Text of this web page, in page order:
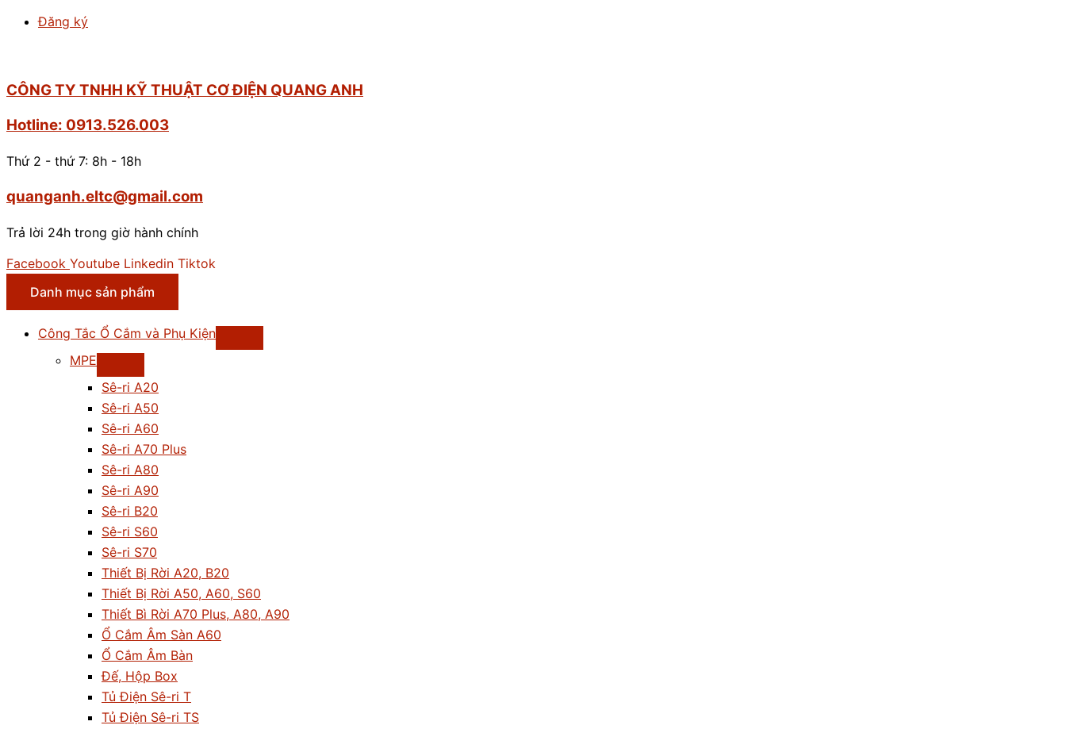
Đăng ký
CÔNG TY TNHH KỸ THUẬT CƠ ĐIỆN QUANG ANH
Hotline: 0913.526.003
Thứ 2 - thứ 7: 8h - 18h
quanganh.eltc@gmail.com
Trả lời 24h trong giờ hành chính
Facebook Youtube Linkedin Tiktok
Danh mục sản phẩm
Công Tắc Ổ Cắm và Phụ Kiện
MPE
Sê-ri A20
Sê-ri A50
Sê-ri A60
Sê-ri A70 Plus
Sê-ri A80
Sê-ri A90
Sê-ri B20
Sê-ri S60
Sê-ri S70
Thiết Bị Rời A20, B20
Thiết Bị Rời A50, A60, S60
Thiết Bì Rời A70 Plus, A80, A90
Ổ Cắm Âm Sàn A60
Ổ Cắm Âm Bàn
Đế, Hộp Box
Tủ Điện Sê-ri T
Tủ Điện Sê-ri TS